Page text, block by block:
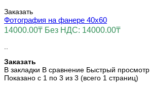
Заказать
Фотография на фанере 40х60
14000.00₸ Без НДС: 14000.00₸
Заказать
В закладки В сравнение Быстрый просмотр
Показано с 1 по 3 из 3 (всего 1 страниц)